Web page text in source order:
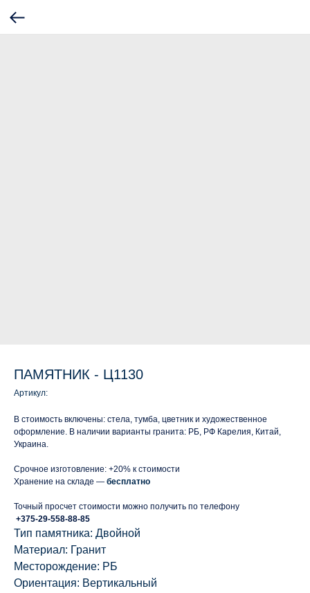
ПАМЯТНИК - Ц1130
Артикул:
В стоимость включены: стела, тумба, цветник и художественное
оформление. В наличии варианты гранита: РБ, РФ Карелия, Китай,
Украина.
Срочное изготовление: +20% к стоимости
Хранение на складе — бесплатно
Точный просчет стоимости можно получить по телефону
+375-29-558-88-85
Тип памятника: Двойной
Материал: Гранит
Месторождение: РБ
Ориентация: Вертикальный